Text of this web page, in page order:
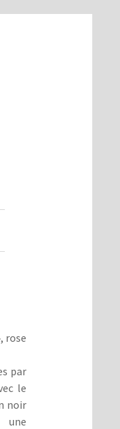
rose
par
le
noir
une